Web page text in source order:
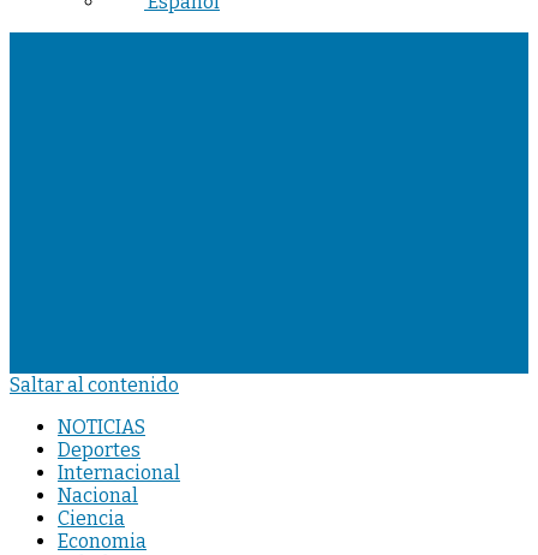
Saltar al contenido
NOTICIAS
Deportes
Internacional
Nacional
Ciencia
Economia